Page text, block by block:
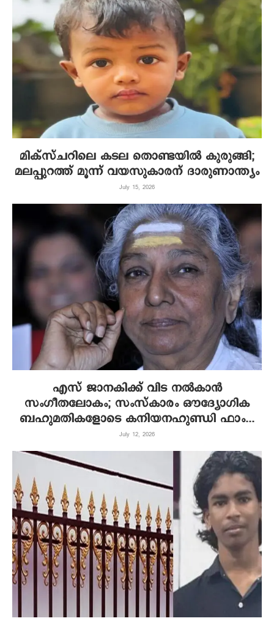
മിക്‌സ്ചറിലെ കടല തൊണ്ടയില്‍ കുരുങ്ങി;
മലപ്പുറത്ത് മൂന്ന് വയസുകാരന് ദാരുണാന്ത്യം
July 15, 2026
എസ് ജാനകിക്ക് വിട നല്‍കാന്‍
സംഗീതലോകം; സംസ്‌കാരം ഔദ്യോഗിക
ബഹുമതികളോടെ കനിയനഹുണ്ഡി ഫാം...
July 12, 2026